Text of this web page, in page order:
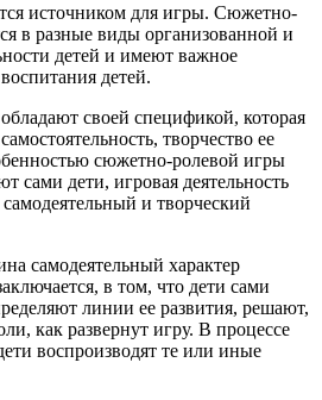
источником для игры. Сюжетно-
в разные виды организованной и
детей и имеют важное
детей.
своей спецификой, которая
творчество ее
сюжетно-ролевой игры
сами дети, игровая деятельность
и творческий
самодеятельный характер
в том, что дети сами
линии ее развития, решают,
как развернут игру. В процессе
воспроизводят те или иные